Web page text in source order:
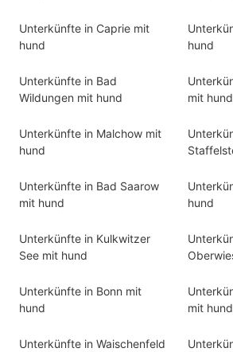
Unterkünfte in Caprie mit
hund
hund
Unterkünfte in Bad
Wildungen mit hund
mit hund
Unterkünfte in Malchow mit
hund
Unterkünfte in Bad Saarow
mit hund
hund
Unterkünfte in Kulkwitzer
See mit hund
Unterkünfte in Bonn mit
hund
mit hund
Unterkünfte in Waischenfeld